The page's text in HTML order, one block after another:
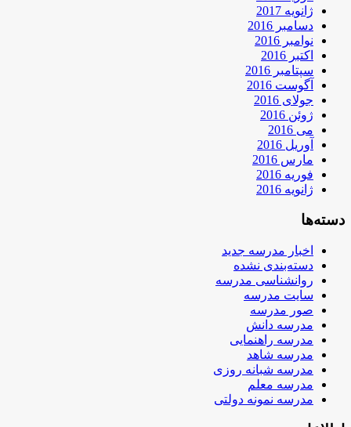
ژانویه 2017
دسامبر 2016
نوامبر 2016
اکتبر 2016
سپتامبر 2016
آگوست 2016
جولای 2016
ژوئن 2016
می 2016
آوریل 2016
مارس 2016
فوریه 2016
ژانویه 2016
دسته‌ها
اخبار مدرسه جدید
دسته‌بندی نشده
روانشناسی مدرسه
سایت مدرسه
صور مدرسه
مدرسه دانش
مدرسه راهنمایی
مدرسه شاهد
مدرسه شبانه روزی
مدرسه معلم
مدرسه نمونه دولتی